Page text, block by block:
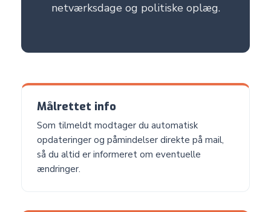
netværksdage og politiske oplæg.
Målrettet info
Som tilmeldt modtager du automatisk
opdateringer og påmindelser direkte på mail,
så du altid er informeret om eventuelle
ændringer.